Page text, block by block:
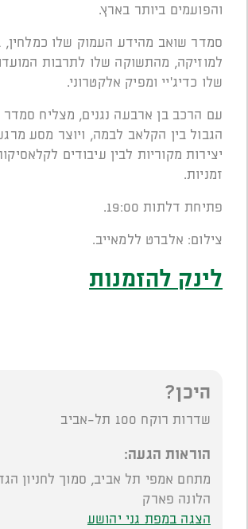
והפועמים ביותר בארץ.
סמדר שואב מהידע העמוק שלו כמלחין,
למוזיקה, מהתשוקה שלו לתרבות
שלו כדיג'יי ומפיק אלקטרוני.
עם הרכב בן ארבעה נגנים, מצליח
הגבול בין הקלאב לבמה, ויוצר מסע
יצירות מקוריות לבין עיבודים
זמניות.
פתיחת דלתות 19:00.
צילום: אלברט ללמאייב.
לינק להזמנות
היכן?
שדרות רוקח 100 תל-אביב
הוראות הגעה:
מתחם אמפי תל אביב, סמוך לחניון
הלונה פארק
הצגה במפת גני יהושע